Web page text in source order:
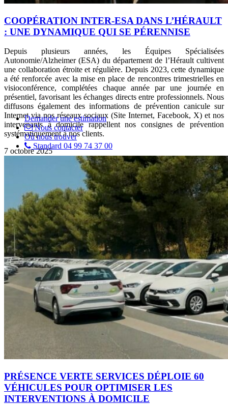
COOPÉRATION INTER-ESA DANS L’HÉRAULT
: UNE DYNAMIQUE QUI SE PÉRENNISE
Depuis plusieurs années, les Équipes Spécialisées
Autonomie/Alzheimer (ESA) du département de l’Hérault cultivent
une collaboration étroite et régulière. Depuis 2023, cette dynamique
a été renforcée avec la mise en place de rencontres trimestrielles en
visioconférence, complétées chaque année par une journée en
présentiel, favorisant les échanges directs entre professionnels. Nous
diffusons également des informations de prévention canicule sur
Internet via nos réseaux sociaux (Site Internet, Facebook, X) et nos
intervenants à domicile rappellent nos consignes de prévention
systématiquement à nos clients.
7 octobre 2025
PRÉSENCE VERTE SERVICES DÉPLOIE 60
VÉHICULES POUR OPTIMISER LES
INTERVENTIONS À DOMICILE
Demander une estimation
Nous contacter
Où nous trouver
Standard 04 99 74 37 00